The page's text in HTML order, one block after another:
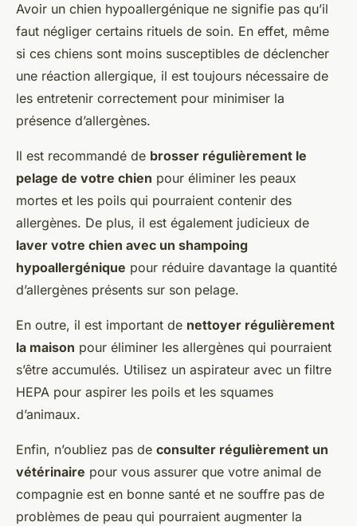
Avoir un chien hypoallergénique ne signifie pas qu’il
faut négliger certains rituels de soin. En effet, même
si ces chiens sont moins susceptibles de déclencher
une réaction allergique, il est toujours nécessaire de
les entretenir correctement pour minimiser la
présence d’allergènes.
Il est recommandé de brosser régulièrement le
pelage de votre chien pour éliminer les peaux
mortes et les poils qui pourraient contenir des
allergènes. De plus, il est également judicieux de
laver votre chien avec un shampoing
hypoallergénique pour réduire davantage la quantité
d’allergènes présents sur son pelage.
En outre, il est important de nettoyer régulièrement
la maison pour éliminer les allergènes qui pourraient
s’être accumulés. Utilisez un aspirateur avec un filtre
HEPA pour aspirer les poils et les squames
d’animaux.
Enfin, n’oubliez pas de consulter régulièrement un
vétérinaire pour vous assurer que votre animal de
compagnie est en bonne santé et ne souffre pas de
problèmes de peau qui pourraient augmenter la